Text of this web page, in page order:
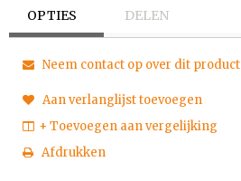
OPTIES DELEN
Neem contact op over dit product
Aan verlanglijst toevoegen
+ Toevoegen aan vergelijking
Afdrukken